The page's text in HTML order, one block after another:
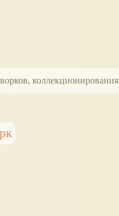
коллекционирования